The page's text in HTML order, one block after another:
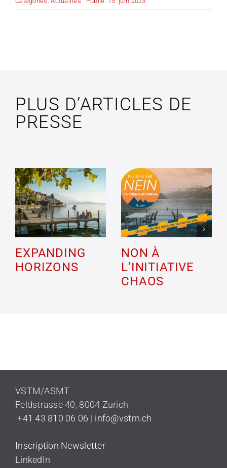
PLUS D’ARTICLES DE
PRESSE
EXPANDING
HORIZONS
NON À
L’INITIATIVE
CHAOS
VSTM/ASMT
Feldstrasse 40, 8004 Zurich
+41 43 810 06 06 | info@vstm.ch
Inscription Newsletter
LinkedIn